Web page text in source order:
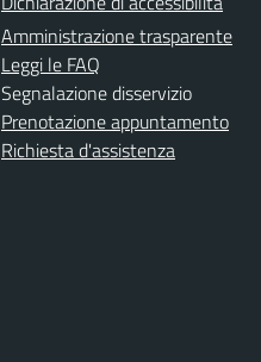
Amministrazione trasparente
Leggi le FAQ
Segnalazione disservizio
Prenotazione appuntamento
Richiesta d'assistenza